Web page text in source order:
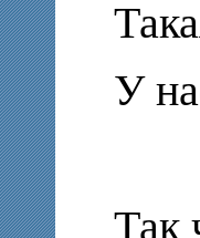
У
Так